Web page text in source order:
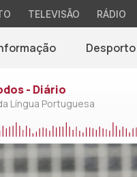
TELEVISÃO RÁDIO
Desporto
- Diário
Língua Portuguesa